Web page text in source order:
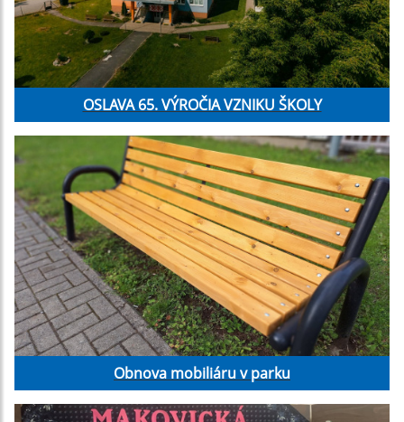
OSLAVA 65. VÝROČIA VZNIKU ŠKOLY
Obnova mobiliáru v parku